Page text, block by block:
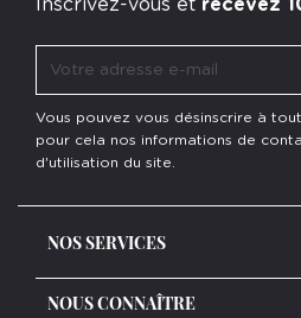
Inscrivez-vous et recevez
Vous pouvez vous désinscrire à
pour cela nos informations de
d'utilisation du site.
NOS SERVICES
NOUS CONNAÎTRE